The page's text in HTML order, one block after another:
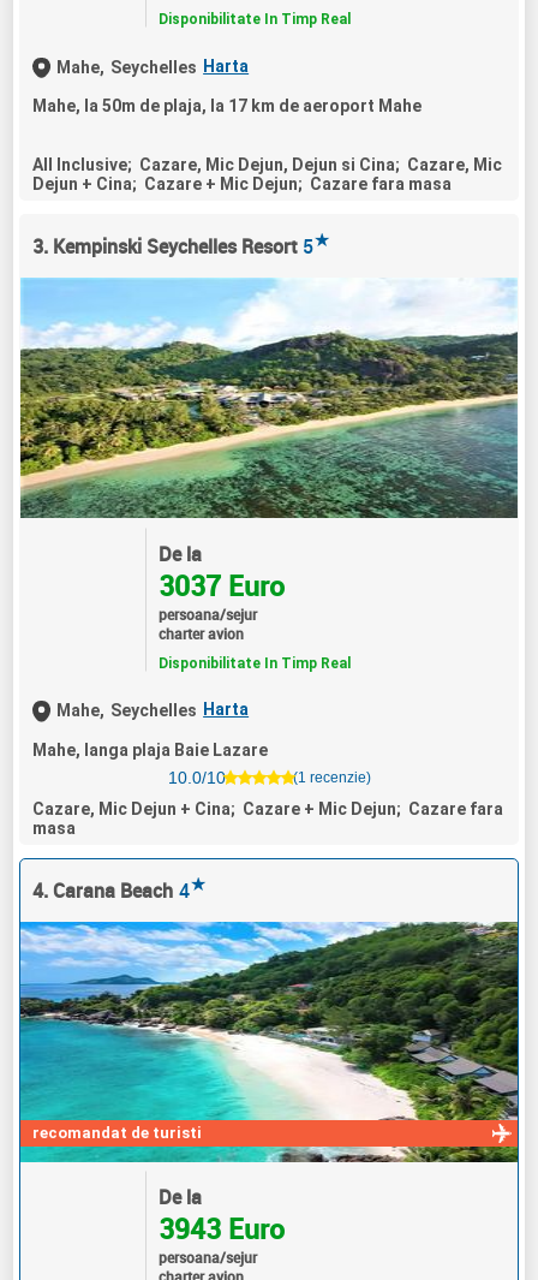
Disponibilitate In Timp Real
Mahe, Seychelles Harta
Mahe, la 50m de plaja, la 17 km de aeroport Mahe
All Inclusive; Cazare, Mic Dejun, Dejun si Cina; Cazare, Mic
Dejun + Cina; Cazare + Mic Dejun; Cazare fara masa
3. Kempinski Seychelles Resort 5★
De la
3037 Euro
persoana/sejur
charter avion
Disponibilitate In Timp Real
Mahe, Seychelles Harta
Mahe, langa plaja Baie Lazare
10.0/10
(1 recenzie)
Cazare, Mic Dejun + Cina; Cazare + Mic Dejun; Cazare fara
masa
4. Carana Beach 4★
recomandat de turisti
De la
3943 Euro
persoana/sejur
charter avion